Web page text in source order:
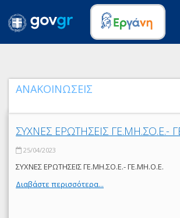
ΑΝΑΚΟΙΝΩΣΕΙΣ
ΣΥΧΝΕΣ ΕΡΩΤΗΣΕΙΣ ΓΕ.ΜΗ.ΣΟ.Ε.-
25/04/2023
ΣΥΧΝΕΣ ΕΡΩΤΗΣΕΙΣ ΓΕ.ΜΗ.ΣΟ.Ε.- ΓΕ.ΜΗ.Ο.Ε.
Διαβάστε περισσότερα...